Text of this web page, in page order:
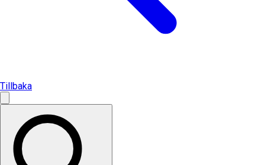
Tillbaka